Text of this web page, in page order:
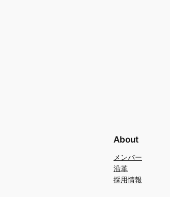
About
メンバー
沿革
採用情報